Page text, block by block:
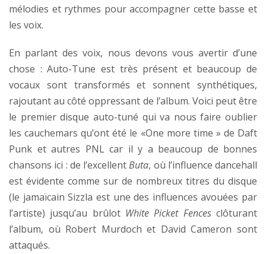
mélodies et rythmes pour accompagner cette basse et
les voix.
En parlant des voix, nous devons vous avertir d’une
chose : Auto-Tune est très présent et beaucoup de
vocaux sont transformés et sonnent synthétiques,
rajoutant au côté oppressant de l’album. Voici peut être
le premier disque auto-tuné qui va nous faire oublier
les cauchemars qu’ont été le «One more time » de Daft
Punk et autres PNL car il y a beaucoup de bonnes
chansons ici : de l’excellentButa, où l’influence dancehall
est évidente comme sur de nombreux titres du disque
(le jamaïcain Sizzla est une des influences avouées par
l’artiste) jusqu’au brûlot White Picket Fencesclôturant
l’album, où Robert Murdoch et David Cameron sont
attaqués.